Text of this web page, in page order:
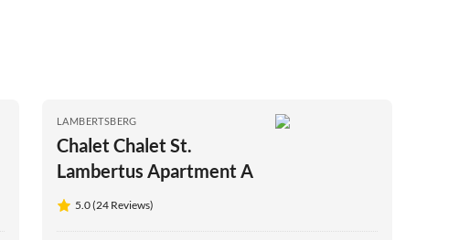
LAMBERTSBERG
Chalet Chalet St.
Lambertus Apartment A
5.0 (24 Reviews)